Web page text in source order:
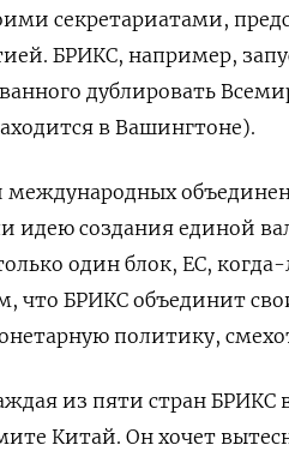
секретариатами,
БРИКС, например,
дублировать
в Вашингтоне).
идею создания единой
один блок, ЕС,
что БРИКС объединит
политику,
из пяти стран БРИКС
Китай. Он хочет